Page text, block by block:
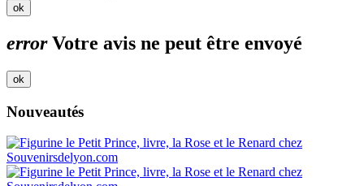
ok
errorVotre avis ne peut être envoyé
ok
Nouveautés